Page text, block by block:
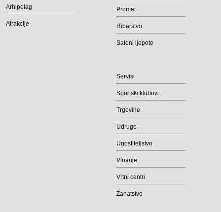
Arhipelag
Atrakcije
Promet
Ribarstvo
Saloni ljepote
Servisi
Sportski klubovi
Trgovine
Udruge
Ugostiteljstvo
Vinarije
Vrtni centri
Zanatstvo